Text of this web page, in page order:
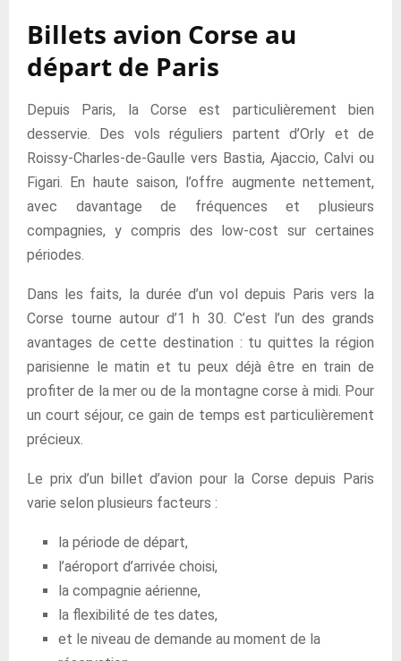
Billets avion Corse au
départ de Paris
Depuis Paris, la Corse est particulièrement bien
desservie. Des vols réguliers partent d’Orly et de
Roissy-Charles-de-Gaulle vers Bastia, Ajaccio, Calvi ou
Figari. En haute saison, l’offre augmente nettement,
avec davantage de fréquences et plusieurs
compagnies, y compris des low-cost sur certaines
périodes.
Dans les faits, la durée d’un vol depuis Paris vers la
Corse tourne autour d’1 h 30. C’est l’un des grands
avantages de cette destination : tu quittes la région
parisienne le matin et tu peux déjà être en train de
profiter de la mer ou de la montagne corse à midi. Pour
un court séjour, ce gain de temps est particulièrement
précieux.
Le prix d’un billet d’avion pour la Corse depuis Paris
varie selon plusieurs facteurs :
la période de départ,
l’aéroport d’arrivée choisi,
la compagnie aérienne,
la flexibilité de tes dates,
et le niveau de demande au moment de la